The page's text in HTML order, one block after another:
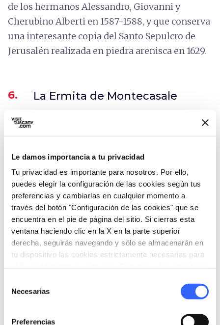
Le damos importancia a tu privacidad
Tu privacidad es importante para nosotros. Por ello,
puedes elegir la configuración de las cookies según tus
preferencias y cambiarlas en cualquier momento a
través del botón "Configuración de las cookies" que se
encuentra en el pie de página del sitio. Si cierras esta
ventana haciendo clic en la X en la parte superior
derecha, seguirás navegando y sólo se almacenarán en
tu dispositivo las cookies estrictamente necesarias para
Necesarias
Preferencias
de los hermanos Alessandro, Giovanni y
Cherubino Alberti en 1587-1588, y que conserva
una interesante copia del Santo Sepulcro de
Jerusalén realizada en piedra arenisca en 1629.
6. La Ermita de Montecasale
La Ermita de Montecasale - Credit: Davide Butali
Ermita de Montecasale
es actualmente un lugar de acogida para los